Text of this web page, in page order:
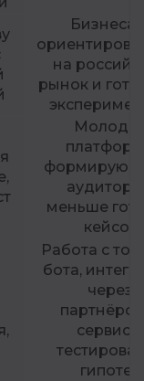
на
рынок и
меньше
кейсов
Работа с
бота,
через
сервисы,
гипотез